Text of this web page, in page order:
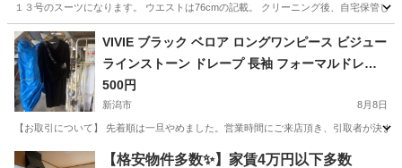
１３号のスーツになります。 ウエストは76cmの記載。 クリーニング後、自宅保管し
新潟 新潟市 スーツ
VIVIE ブラック ベロア ロングワンピース ビジュー
ラインストーン ドレープ 長袖 フォーマルドレス
演奏会 ステージ衣装 結婚式 パーティー 肩幅47cm
着丈107cm 袖丈54cm
500円
新潟市 8月8日
【お取引について】 先着順は一旦やめました。営業時間にご来店頂き、引取者が決
新潟 新潟市 ワンピース
【格安物件多数✨】家賃4万円以下多数